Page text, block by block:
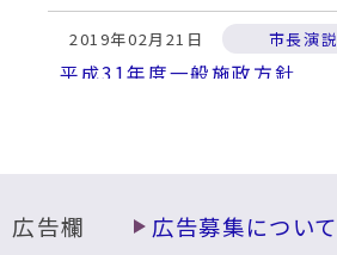
2019年02月21日 市長演説
平成31年度一般施政方針
広告欄 広告募集について